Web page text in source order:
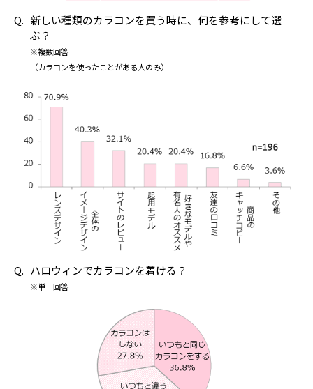
新しい種類のカラコンを買う時に、何を参考にして選
ぶ？
※複数回答
（カラコンを使ったことがある人のみ）
ハロウィンでカラコンを着ける？
※単一回答